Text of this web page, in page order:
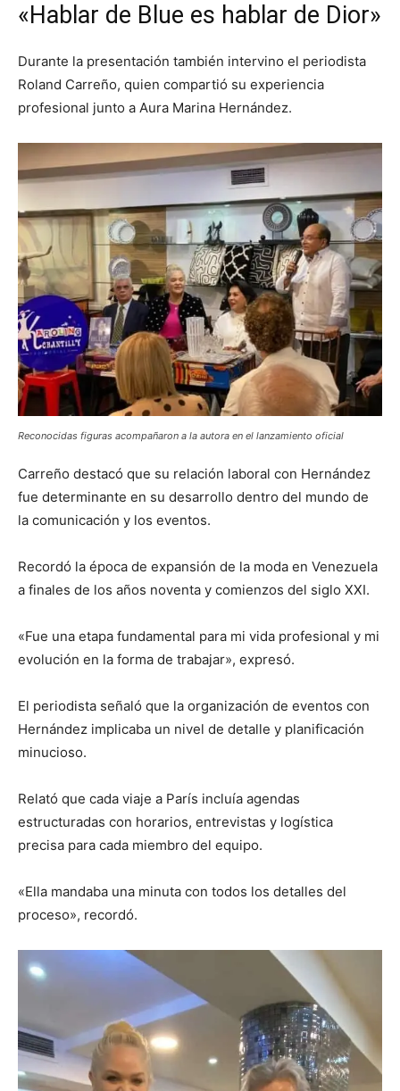
«Hablar de Blue es hablar de Dior»
Durante la presentación también intervino el periodista
Roland Carreño, quien compartió su experiencia
profesional junto a Aura Marina Hernández.
Reconocidas figuras acompañaron a la autora en el lanzamiento oficial
Carreño destacó que su relación laboral con Hernández
fue determinante en su desarrollo dentro del mundo de
la comunicación y los eventos.
Recordó la época de expansión de la moda en Venezuela
a finales de los años noventa y comienzos del siglo XXI.
«Fue una etapa fundamental para mi vida profesional y mi
evolución en la forma de trabajar», expresó.
El periodista señaló que la organización de eventos con
Hernández implicaba un nivel de detalle y planificación
minucioso.
Relató que cada viaje a París incluía agendas
estructuradas con horarios, entrevistas y logística
precisa para cada miembro del equipo.
«Ella mandaba una minuta con todos los detalles del
proceso», recordó.